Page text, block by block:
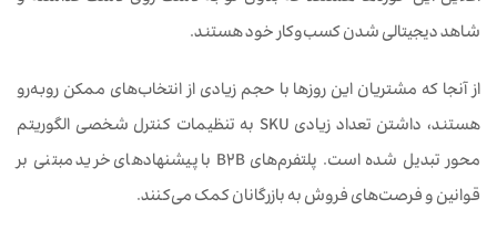
شاهد دیجیتالی شدن کسب‌وکار خود هستند.
از آنجا که مشتریان این روزها با حجم زیادی از انتخاب‌های ممکن روبه‌رو
هستند، داشتن تعداد زیادی SKU به تنظیمات کنترل شخصی الگوریتم
محور تبدیل شده است. پلتفرم‌های B2B با پیشنهادهای خرید مبتنی بر
قوانین و فرصت‌های فروش به بازرگانان کمک می‌کنند.